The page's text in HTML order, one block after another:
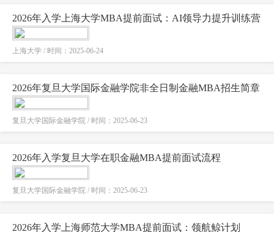
2026年入学上海大学MBA提前面试：AI领导力提升训练营
上海大学 / 时间：2025-06-24
2026年复旦大学国际金融学院非全日制金融MBA招生简章
复旦大学国际金融学院 / 时间：2025-06-23
2026年入学复旦大学在职金融MBA提前面试流程
复旦大学国际金融学院 / 时间：2025-06-23
2026年入学上海师范大学MBA提前面试：领航鲸计划